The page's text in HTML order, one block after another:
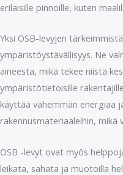
erilaisille pinnoille, kuten
Yksi OSB-levyjen
ympäristöystävällisyys. Ne
aineesta, mikä tekee niistä
ympäristötietoisille
käyttää vähemmän energiaa
rakennusmateriaaleihin, mikä
OSB -levyt ovat myös
leikata, sahata ja muotoilla